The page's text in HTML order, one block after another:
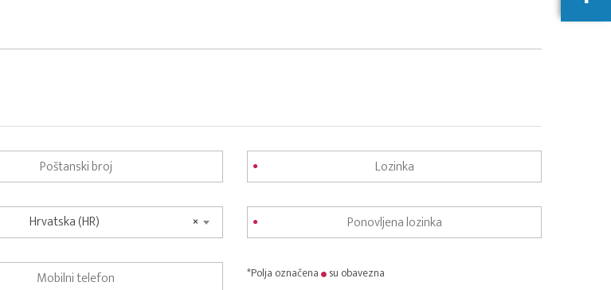
×
Hrvatska (HR)
*Polja označena
su obavezna